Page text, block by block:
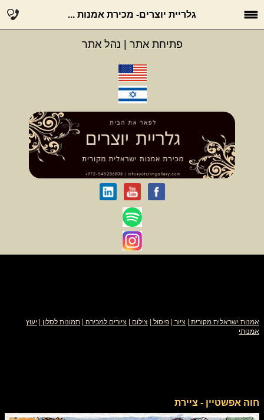
גלריית יוצרים- מכירת אמנות ...
פתיחת אתר נהל אתר
אמנות ישראלית מקורית ציור פיסול צילום ציורים למכירה תמונות לסלון
יעוץ
אמנותי
חוה אפשטיין - ציירת